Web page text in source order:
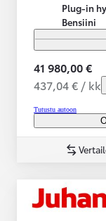
Plug-in
Bensiini
41 980,00 €
437,04 € / kk
Tutustu autoon